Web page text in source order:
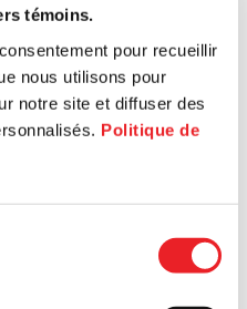
témoins.
pour recueillir
nous utilisons pour
notre site et diffuser des
Politique de